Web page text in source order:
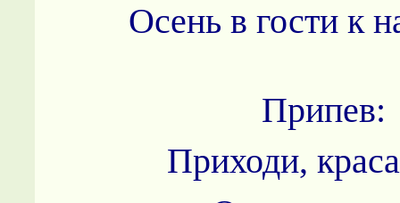
Осень в гости к
Припев:
Приходи,